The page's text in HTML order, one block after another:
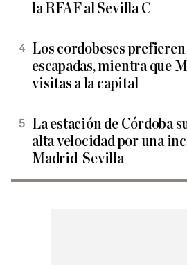
la RFAF al Sevilla C
Los cordobeses
escapadas, mientra que
visitas a la capital
La estación de Córdoba
alta velocidad por una
Madrid-Sevilla